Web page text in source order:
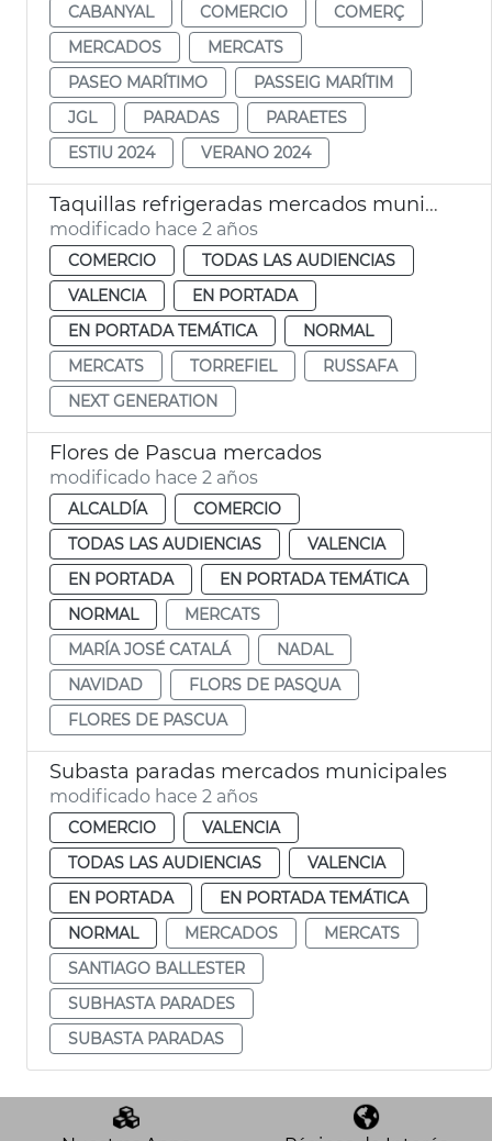
CABANYAL
COMERCIO
COMERÇ
MERCADOS
MERCATS
PASEO MARÍTIMO
PASSEIG MARÍTIM
JGL
PARADAS
PARAETES
ESTIU 2024
VERANO 2024
Taquillas refrigeradas mercados municipales
modificado hace 2 años
COMERCIO
TODAS LAS AUDIENCIAS
VALENCIA
EN PORTADA
EN PORTADA TEMÁTICA
NORMAL
MERCATS
TORREFIEL
RUSSAFA
NEXT GENERATION
Flores de Pascua mercados
modificado hace 2 años
ALCALDÍA
COMERCIO
TODAS LAS AUDIENCIAS
VALENCIA
EN PORTADA
EN PORTADA TEMÁTICA
NORMAL
MERCATS
MARÍA JOSÉ CATALÁ
NADAL
NAVIDAD
FLORS DE PASQUA
FLORES DE PASCUA
Subasta paradas mercados municipales
modificado hace 2 años
COMERCIO
VALENCIA
TODAS LAS AUDIENCIAS
VALENCIA
EN PORTADA
EN PORTADA TEMÁTICA
NORMAL
MERCADOS
MERCATS
SANTIAGO BALLESTER
SUBHASTA PARADES
SUBASTA PARADAS